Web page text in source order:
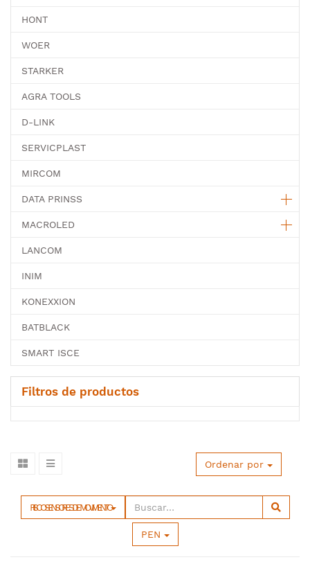
HONT
WOER
STARKER
AGRA TOOLS
D-LINK
SERVICPLAST
MIRCOM
DATA PRINSS
MACROLED
LANCOM
INIM
KONEXXION
BATBLACK
SMART ISCE
Filtros de productos
RISCO SENSORES DE MOVIMIENTO
PEN
Ordenar por